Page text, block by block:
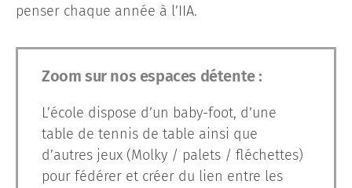
penser chaque année à l’IIA.
Zoom sur nos espaces détente :
L’école dispose d’un baby-foot, d’une
table de tennis de table ainsi que
d’autres jeux (Molky / palets / fléchettes)
pour fédérer et créer du lien entre les